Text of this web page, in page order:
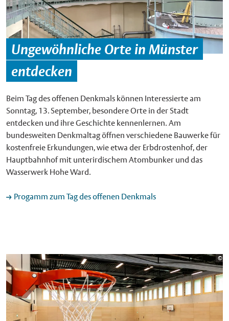
Ungewöhnliche Orte in Münster
entdecken
Beim Tag des offenen Denkmals können Interessierte am
Sonntag, 13. September, besondere Orte in der Stadt
entdecken und ihre Geschichte kennenlernen. Am
bundesweiten Denkmaltag öffnen verschiedene Bauwerke für
kostenfreie Erkundungen, wie etwa der Erbdrostenhof, der
Hauptbahnhof mit unterirdischem Atombunker und das
Wasserwerk Hohe Ward.
Progamm zum Tag des offenen Denkmals
©